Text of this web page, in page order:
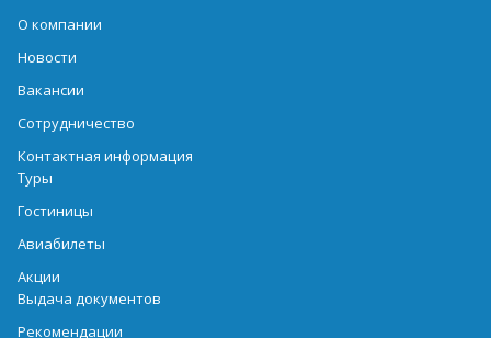
О компании
Новости
Вакансии
Сотрудничество
Контактная информация
Туры
Гостиницы
Авиабилеты
Акции
Выдача документов
Рекомендации